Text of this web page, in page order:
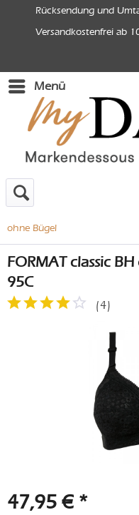
Rücksendung und
Versandkostenfrei ab
Menü
ohne Bügel
FORMAT classic
95C
(4)
47,95 € *